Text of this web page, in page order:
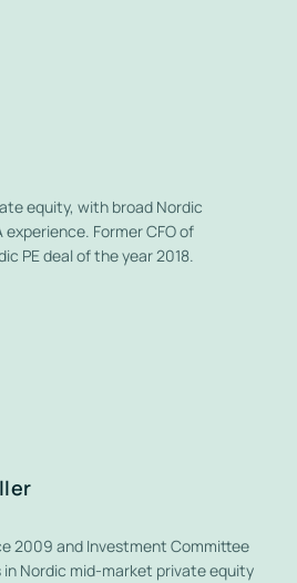
equity, with broad Nordic
Former CFO of
PE deal of the year 2018.
2009 and Investment Committee
in Nordic mid-market private equity